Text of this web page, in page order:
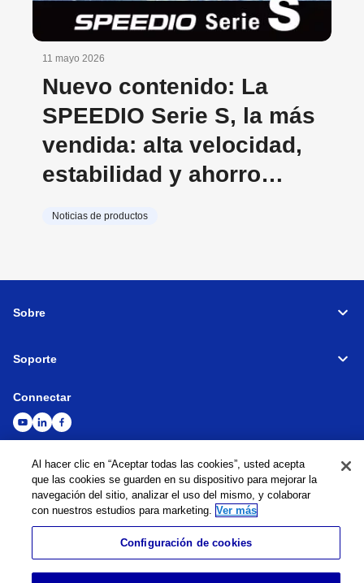
11 mayo 2026
Nuevo contenido: La
SPEEDIO Serie S, la más
vendida: alta velocidad,
estabilidad y ahorro
Noticias de productos
Sobre
Soporte
Connectar
Máquinas herramienta Red global
Política de privacidad
Política de cookies Términos y condiciones Mapa del sitio Ir al sitio global
©1995-2026Brother Industries, Ltd. All Rights Reserved.
Al hacer clic en “Aceptar todas las cookies”, usted acepta
que las cookies se guarden en su dispositivo para mejorar la
navegación del sitio, analizar el uso del mismo, y colaborar
con nuestros estudios para marketing. Ver más
Configuración de cookies